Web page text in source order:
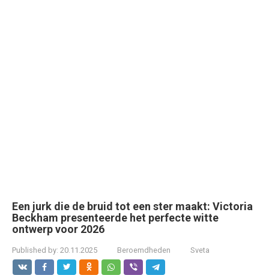
Een jurk die de bruid tot een ster maakt: Victoria
Beckham presenteerde het perfecte witte
ontwerp voor 2026
Published by: 20.11.2025 Beroemdheden Sveta